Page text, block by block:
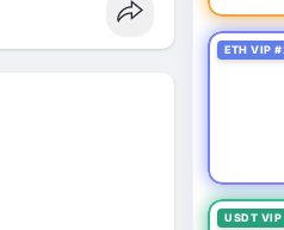
ETH VIP
USDT